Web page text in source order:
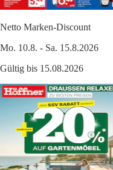
Netto Marken-Discount
Mo. 10.8. - Sa. 15.8.2026
Gültig bis 15.08.2026